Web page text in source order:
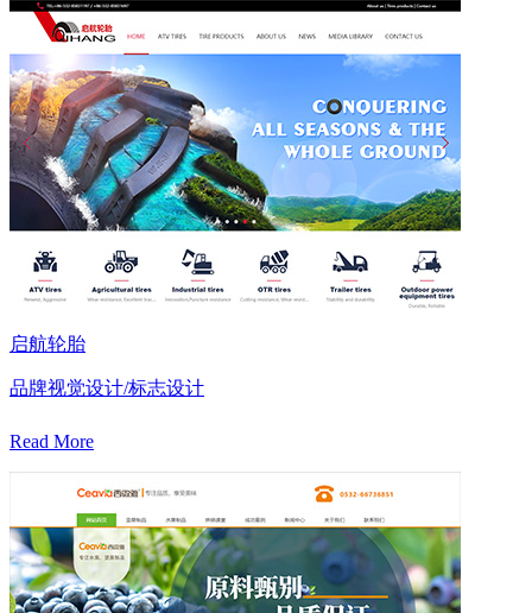
启航轮胎
品牌视觉设计/标志设计
Read More